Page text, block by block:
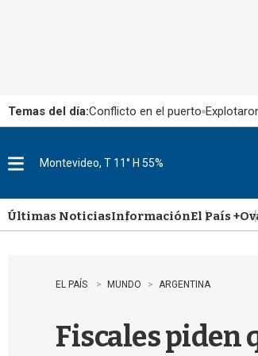
Temas del día:Conflicto en el puerto
u
Montevideo, T 11° H 55%
Últimas NoticiasInformaciónEl País +
EL PAÍS MUNDO ARGENTINA
Fiscales piden